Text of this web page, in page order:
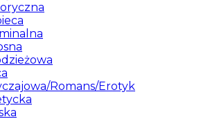
Romans/Erotyk